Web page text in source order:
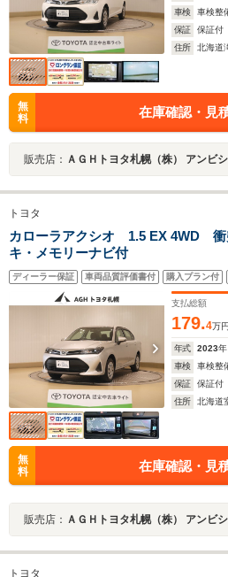
車検
車検整
保証
保証付
住所
北海道
無
料
在庫確認・見
販売店： ＡＧＨトヨタ札幌（株） アンビ
トヨタ
カローラアクシオ 1.5 EX 4WD 衝
キ・メモリーナビ付
ディーラー保証 車両品質評価書付 購入プラン付
支払総額
179.4万円
年式 2023年
車検
車検整
保証
保証付
住所
北海道
無
料
在庫確認・見
販売店： ＡＧＨトヨタ札幌（株） アンビ
トヨタ